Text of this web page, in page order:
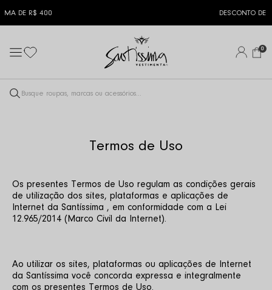
0
Termos de Uso
Os presentes Termos de Uso regulam as condições gerais
de utilização dos sites, plataformas e aplicações de
Internet da Santíssima , em conformidade com a Lei
12.965/2014 (Marco Civil da Internet).
Ao utilizar os sites, plataformas ou aplicações de Internet
da Santíssima você concorda expressa e integralmente
com os presentes Termos de Uso.